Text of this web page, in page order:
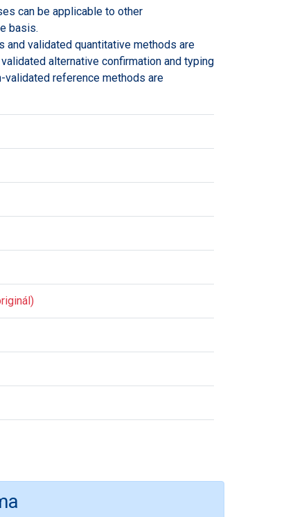
can be applicable to other
basis.
validated quantitative methods are
alternative confirmation and typing
reference methods are